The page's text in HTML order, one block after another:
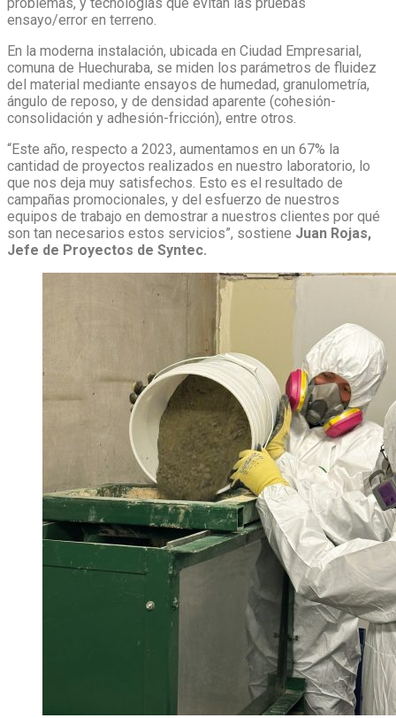
ensayo/error en terreno.
En la moderna instalación, ubicada en Ciudad Empresarial,
comuna de Huechuraba, se miden los parámetros de fluidez
del material mediante ensayos de humedad, granulometría,
ángulo de reposo, y de densidad aparente (cohesión-
consolidación y adhesión-fricción), entre otros.
“Este año, respecto a 2023, aumentamos en un 67% la
cantidad de proyectos realizados en nuestro laboratorio, lo
que nos deja muy satisfechos. Esto es el resultado de
campañas promocionales, y del esfuerzo de nuestros
equipos de trabajo en demostrar a nuestros clientes por qué
son tan necesarios estos servicios”, sostiene Juan Rojas,
Jefe de Proyectos de Syntec.